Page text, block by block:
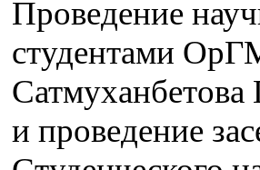
Проведение
студентами
и проведение